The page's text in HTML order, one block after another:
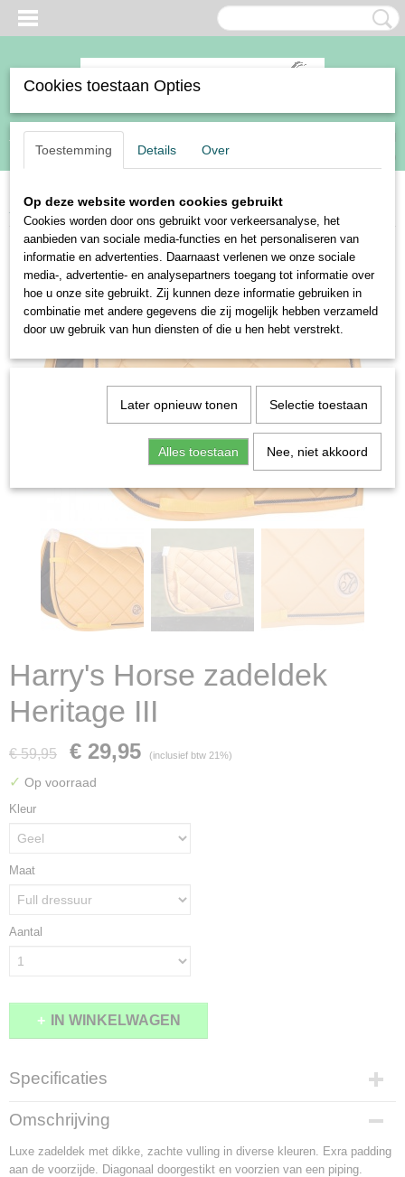
Inloggen Registreren
(0)
Home>Paard>Zadeldekjes> Harry's Horse zadeldek Heritage III
Harry's Horse zadeldek
Heritage III
€ 59,95 € 29,95 (inclusief btw 21%)
✓ Op voorraad
Kleur
Maat
Aantal
IN WINKELWAGEN
Specificaties
Productcode
1425-10529
Omschrijving
Luxe zadeldek met dikke, zachte vulling in diverse kleuren. Exra padding
aan de voorzijde. Diagonaal doorgestikt en voorzien van een piping.
Cookies toestaan Opties
Toestemming Details Over
Op deze website worden cookies gebruikt
Cookies worden door ons gebruikt voor verkeersanalyse, het
aanbieden van sociale media-functies en het personaliseren van
informatie en advertenties. Daarnaast verlenen we onze sociale
media-, advertentie- en analysepartners toegang tot informatie over
hoe u onze site gebruikt. Zij kunnen deze informatie gebruiken in
combinatie met andere gegevens die zij mogelijk hebben verzameld
door uw gebruik van hun diensten of die u hen hebt verstrekt.
Later opnieuw tonen Selectie toestaan
Alles toestaan Nee, niet akkoord